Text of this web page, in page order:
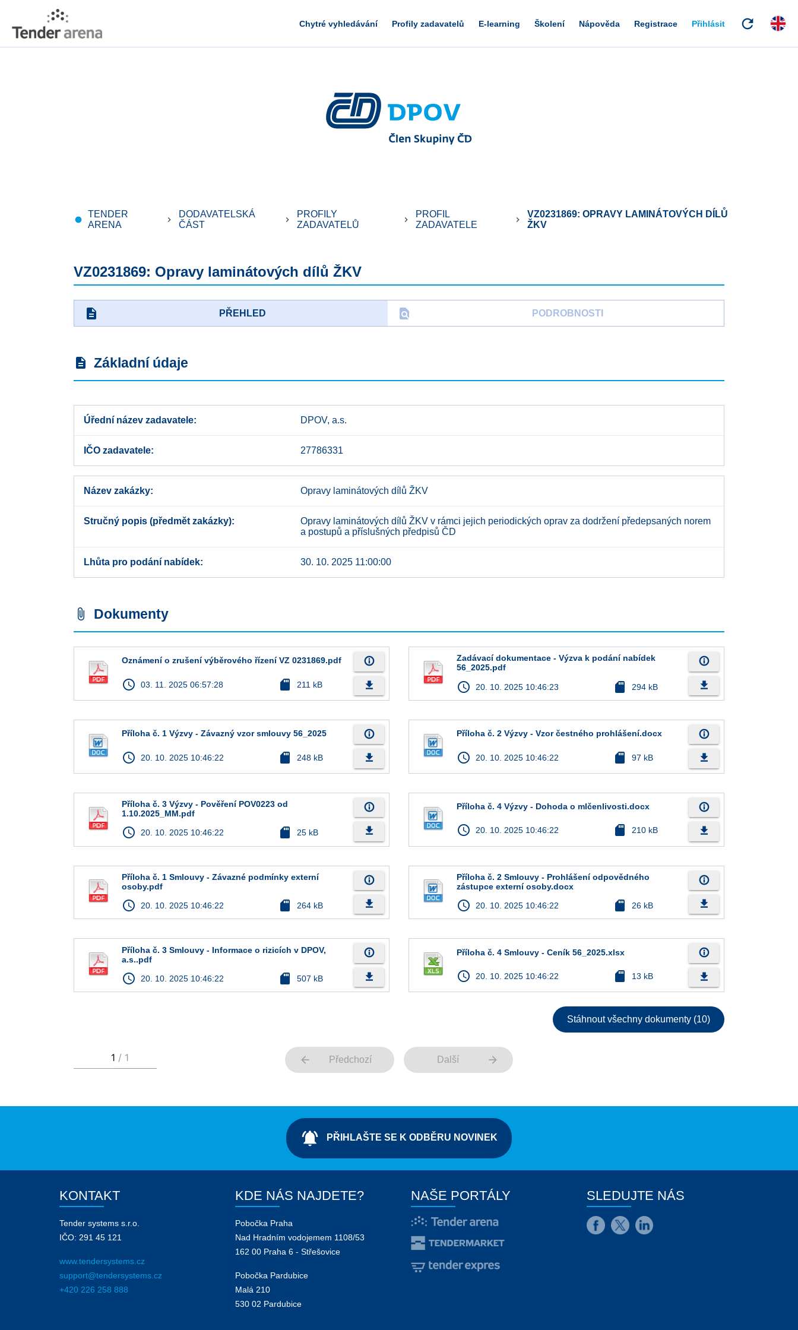
Chytré vyhledávání Profily zadavatelů E-learning Školení Nápověda Registrace Přihlásit refresh
fiber_manual_record
TENDER
ARENA
keyboard_arrow_right
DODAVATELSKÁ
ČÁST
keyboard_arrow_right
PROFILY
ZADAVATELŮ
keyboard_arrow_right
PROFIL
ZADAVATELE
keyboard_arrow_right
VZ0231869: OPRAVY LAMINÁTOVÝCH DÍLŮ
ŽKV
VZ0231869: Opravy laminátových dílů ŽKV
description PŘEHLED find_in_page PODROBNOSTI
description Základní údaje
Úřední název zadavatele DPOV, a.s.
IČO zadavatele 27786331
Název zakázky Opravy laminátových dílů ŽKV
Stručný popis (předmět zakázky)
Opravy laminátových dílů ŽKV v rámci jejich periodických oprav za dodržení předepsaných norem
a postupů a příslušných předpisů ČD
Lhůta pro podání nabídek 30. 10. 2025 11:00:00
attach_file Dokumenty
Oznámení o zrušení výběrového řízení VZ 0231869.pdf
access_time 03. 11. 2025 06:57:28 sd_card 211 kB
info_outline
file_download
Zadávací dokumentace - Výzva k podání nabídek
56_2025.pdf
access_time 20. 10. 2025 10:46:23 sd_card 294 kB
info_outline
file_download
Příloha č. 1 Výzvy - Závazný vzor smlouvy 56_2025
access_time 20. 10. 2025 10:46:22 sd_card 248 kB
info_outline
file_download
Příloha č. 2 Výzvy - Vzor čestného prohlášení.docx
access_time 20. 10. 2025 10:46:22 sd_card 97 kB
info_outline
file_download
Příloha č. 3 Výzvy - Pověření POV0223 od
1.10.2025_MM.pdf
access_time 20. 10. 2025 10:46:22 sd_card 25 kB
info_outline
file_download
Příloha č. 4 Výzvy - Dohoda o mlčenlivosti.docx
access_time 20. 10. 2025 10:46:22 sd_card 210 kB
info_outline
file_download
Příloha č. 1 Smlouvy - Závazné podmínky externí
osoby.pdf
access_time 20. 10. 2025 10:46:22 sd_card 264 kB
info_outline
file_download
Příloha č. 2 Smlouvy - Prohlášení odpovědného
zástupce externí osoby.docx
access_time 20. 10. 2025 10:46:22 sd_card 26 kB
info_outline
file_download
Příloha č. 3 Smlouvy - Informace o rizicích v DPOV,
a.s..pdf
access_time 20. 10. 2025 10:46:22 sd_card 507 kB
info_outline
file_download
Příloha č. 4 Smlouvy - Ceník 56_2025.xlsx
access_time 20. 10. 2025 10:46:22 sd_card 13 kB
info_outline
file_download
Stáhnout všechny dokumenty (10)
arrow_back Předchozí Další arrow_forward
notifications_active PŘIHLAŠTE SE K ODBĚRU NOVINEK
KONTAKT
Tender systems s.r.o.
IČO: 291 45 121
www.tendersystems.cz
support@tendersystems.cz
+420 226 258 888
KDE NÁS NAJDETE?
Pobočka Praha
Nad Hradním vodojemem 1108/53
162 00 Praha 6 - Střešovice
Pobočka Pardubice
Malá 210
530 02 Pardubice
NAŠE PORTÁLY SLEDUJTE NÁS